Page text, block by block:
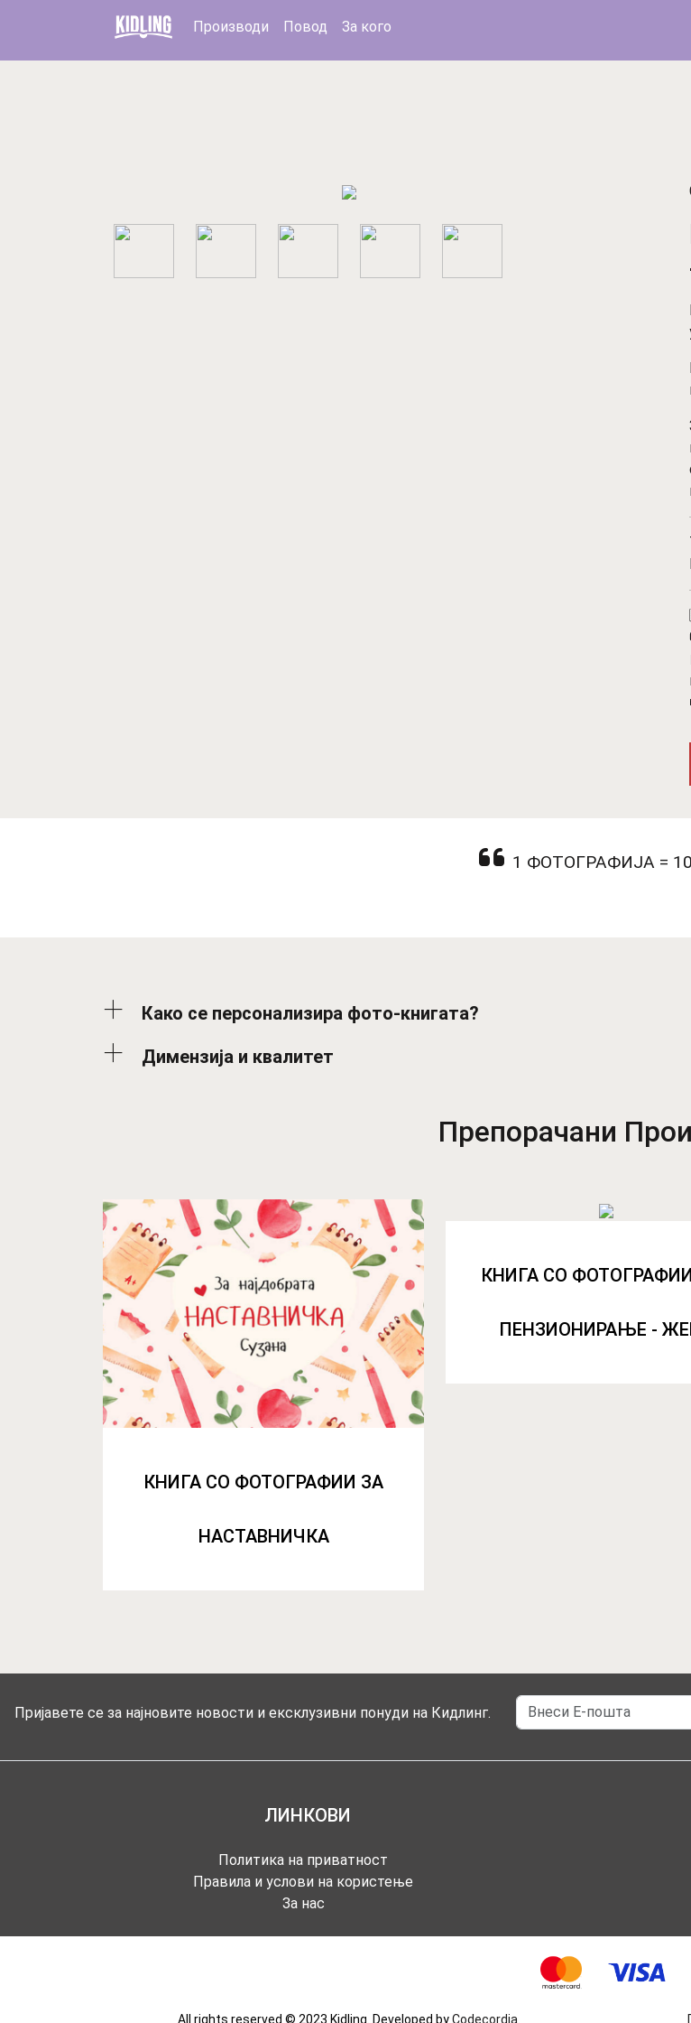
Производи Повод За кого
1 ФОТОГРАФИЈА =
Како се персонализира фото-книгата?
Димензија и квалитет
Препорачани
КНИГА СО ФОТОГРАФИИ ЗА
НАСТАВНИЧКА
КНИГА СО
ПЕНЗИОНИРАЊЕ -
Пријавете се за најновите новости и ексклузивни понуди на Кидлинг.
ЛИНКОВИ
Политика на приватност
Правила и услови на користење
За нас
All rights reserved © 2023 Kidling. Developed byCodecordia